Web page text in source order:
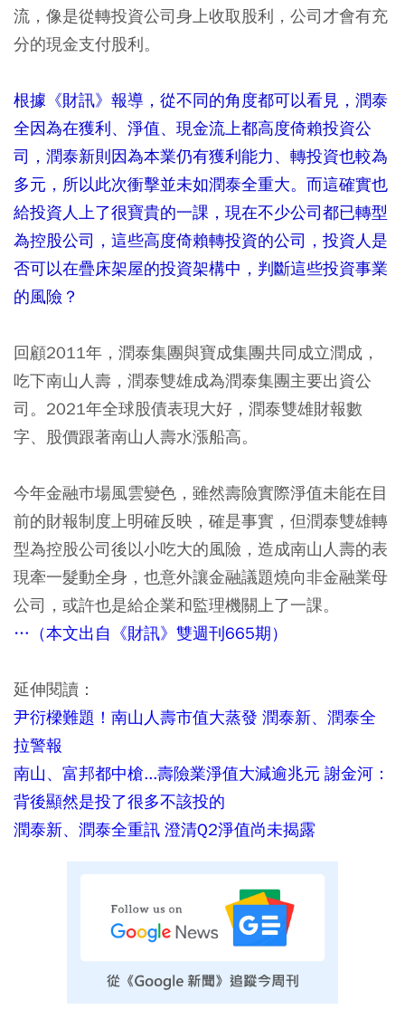
流，像是從轉投資公司身上收取股利，公司才會有充
分的現金支付股利。
根據《財訊》報導，從不同的角度都可以看見，潤泰
全因為在獲利、淨值、現金流上都高度倚賴投資公
司，潤泰新則因為本業仍有獲利能力、轉投資也較為
多元，所以此次衝擊並未如潤泰全重大。而這確實也
給投資人上了很寶貴的一課，現在不少公司都已轉型
為控股公司，這些高度倚賴轉投資的公司，投資人是
否可以在疊床架屋的投資架構中，判斷這些投資事業
的風險？
回顧2011年，潤泰集團與寶成集團共同成立潤成，
吃下南山人壽，潤泰雙雄成為潤泰集團主要出資公
司。2021年全球股債表現大好，潤泰雙雄財報數
字、股價跟著南山人壽水漲船高。
今年金融巿場風雲變色，雖然壽險實際淨值未能在目
前的財報制度上明確反映，確是事實，但潤泰雙雄轉
型為控股公司後以小吃大的風險，造成南山人壽的表
現牽一髮動全身，也意外讓金融議題燒向非金融業母
公司，或許也是給企業和監理機關上了一課。
…（本文出自《財訊》雙週刊665期）
延伸閱讀：
尹衍樑難題！南山人壽市值大蒸發 潤泰新、潤泰全
拉警報
南山、富邦都中槍...壽險業淨值大減逾兆元 謝金河：
背後顯然是投了很多不該投的
潤泰新、潤泰全重訊 澄清Q2淨值尚未揭露